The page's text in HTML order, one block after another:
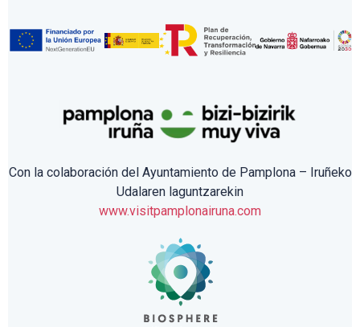
Con la colaboración del Ayuntamiento de Pamplona – Iruñeko
Udalaren laguntzarekin
www.visitpamplonairuna.com